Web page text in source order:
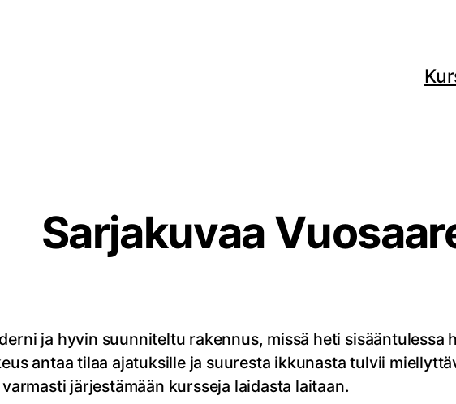
Sarjakuvaa
ja hyvin suunniteltu rakennus, missä heti sisääntulessa
antaa tilaa ajatuksille ja suuresta ikkunasta tulvii
järjestämään kursseja laidasta laitaan.